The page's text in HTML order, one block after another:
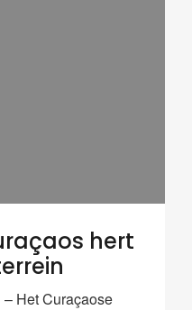
hert
Het Curaçaose